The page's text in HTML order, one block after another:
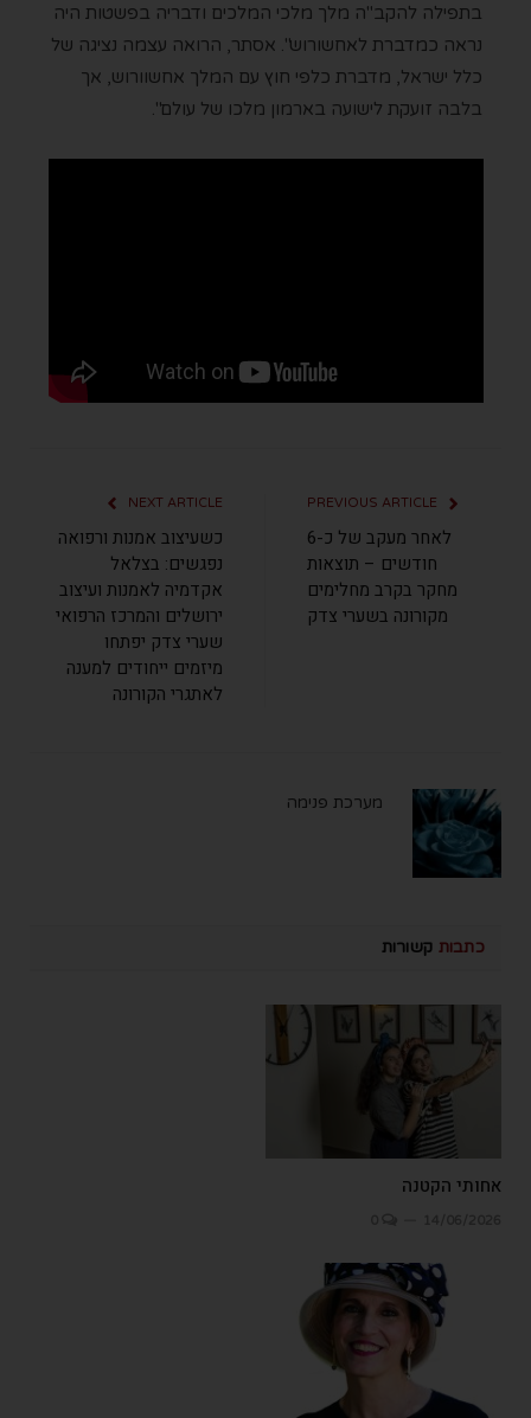
בתפילה להקב"ה מלך מלכי המלכים ודבריה בפשטות היה
נראה כמדברת לאחשורוש". אסתר, הרואה עצמה נציגה של
כלל ישראל, מדברת כלפי חוץ עם המלך אחשוורוש, אך
בלבה זועקת לישועה בארמון מלכו של עולם".
לאחר מעקב של כ-6
חודשים – תוצאות
מחקר בקרב מחלימים
מקורונה בשערי צדק
NEXT ARTICLE
כשעיצוב אמנות ורפואה
נפגשים: בצלאל
אקדמיה לאמנות ועיצוב
ירושלים והמרכז הרפואי
שערי צדק יפתחו
מיזמים ייחודים למענה
לאתגרי הקורונה
מערכת פנימה
כתבות קשורות
אחותי הקטנה